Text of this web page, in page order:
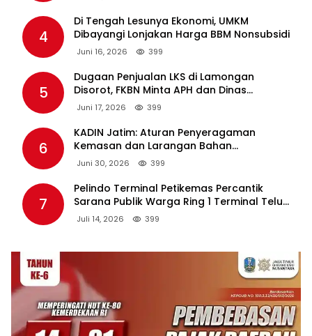
4
Di Tengah Lesunya Ekonomi, UMKM
Dibayangi Lonjakan Harga BBM Nonsubsidi
Juni 16, 2026 399
5
Dugaan Penjualan LKS di Lamongan
Disorot, FKBN Minta APH dan Dinas
Pendidikan Bertindak Tegas.
Juni 17, 2026 399
6
KADIN Jatim: Aturan Penyeragaman
Kemasan dan Larangan Bahan
Tambahan Berpotensi Ganggu Industri
Juni 30, 2026 399
7
Pelindo Terminal Petikemas Percantik
Sarana Publik Warga Ring 1 Terminal Teluk
Lamong Lewat Program TJSL
Juli 14, 2026 399